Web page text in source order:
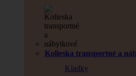
Kolieska transportné a
Kladky